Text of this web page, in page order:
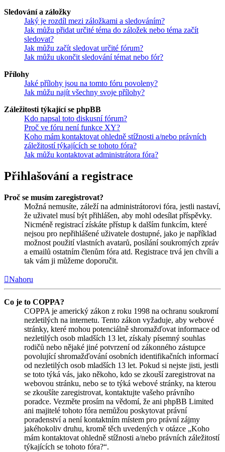
Sledování a záložky
Jaký je rozdíl mezi záložkami a sledováním?
Jak můžu přidat určité téma do záložek nebo téma začít
sledovat?
Jak můžu začít sledovat určité fórum?
Jak můžu ukončit sledování témat nebo fór?
Přílohy
Jaké přílohy jsou na tomto fóru povoleny?
Jak můžu najít všechny svoje přílohy?
Záležitosti týkající se phpBB
Kdo napsal toto diskusní fórum?
Proč ve fóru není funkce XY?
Koho mám kontaktovat ohledně stížnosti a/nebo právních
záležitostí týkajících se tohoto fóra?
Jak můžu kontaktovat administrátora fóra?
Přihlašování a registrace
Proč se musím zaregistrovat?
Možná nemusíte, záleží na administrátorovi fóra, jestli nastaví,
že uživatel musí být přihlášen, aby mohl odesílat příspěvky.
Nicméně registrací získáte přístup k dalším funkcím, které
nejsou pro nepřihlášené uživatele dostupné, jako je například
možnost použití vlastních avatarů, posílání soukromých zpráv
a emailů ostatním členům fóra atd. Registrace trvá jen chvíli a
tak vám ji můžeme doporučit.
Nahoru
Co je to COPPA?
COPPA je americký zákon z roku 1998 na ochranu soukromí
nezletilých na internetu. Tento zákon vyžaduje, aby webové
stránky, které mohou potenciálně shromažďovat informace od
nezletilých osob mladších 13 let, získaly písemný souhlas
rodičů nebo nějaké jiné potvrzení od zákonného zástupce
povolující shromažďování osobních identifikačních informací
od nezletilých osob mladších 13 let. Pokud si nejste jisti, jestli
se toto týká vás, jako někoho, kdo se zkouší zaregistrovat na
webovou stránku, nebo se to týká webové stránky, na kterou
se zkoušíte zaregistrovat, kontaktujte vašeho právního
poradce. Vezměte prosím na vědomí, že ani phpBB Limited
ani majitelé tohoto fóra nemůžou poskytovat právní
poradenství a není kontaktním místem pro právní zájmy
jakéhokoliv druhu, kromě těch uvedených v otázce „Koho
mám kontaktovat ohledně stížnosti a/nebo právních záležitostí
týkajících se tohoto fóra?“.